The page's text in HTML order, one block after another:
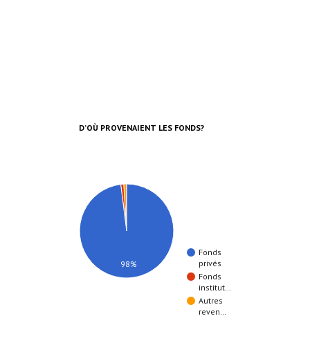
D’OÙ PROVENAIENT LES FONDS?
Fonds
privés
Fonds
institut…
Autres
reven…
98%